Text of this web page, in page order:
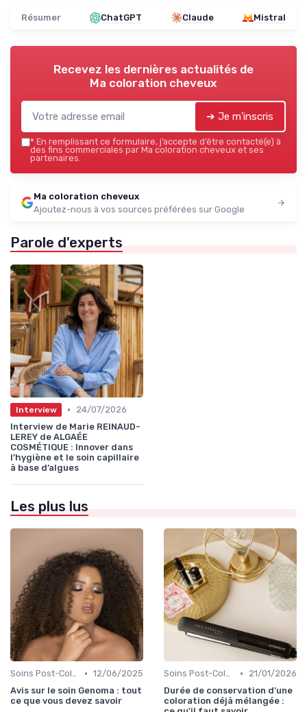
Résumer ChatGPT Claude Mistral
Recevez les dernières actualités de
Ma coloration cheveux
➔ Je m'inscris
* En remplissant ce formulaire, j’accepte d’être contacté(e) à
des fins commerciales par Ma coloration cheveux et ses
partenaires.
Ma coloration cheveux
Ajoutez-nous à vos sources préférées sur Google
Parole d'experts
Interview •
24/07/2026
Interview de Marie REINAUD-
LEREY de ALGAÉE
COSMÉTIQUE : Innover dans
l’hygiène et le soin capillaire
à base d’algues
Les plus lus
Soins Post-Coloration • 12/06/2025
Avis sur le soin Genoma : tout
ce que vous devez savoir
Soins Post-Coloration •
21/01/2026
Durée de conservation d'une
coloration déjà mélangée :